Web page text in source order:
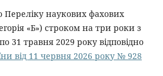
наукових фахових
«Б») строком на три роки з
31 травня 2029 року відповідно
від 11 червня 2026 року № 928